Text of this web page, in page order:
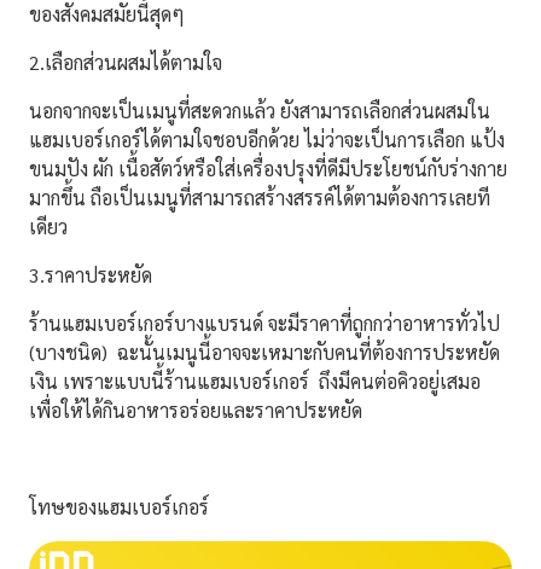
ของสังคมสมัยนี้สุดๆ
2.เลือกส่วนผสมได้ตามใจ
นอกจากจะเป็นเมนูที่สะดวกแล้ว ยังสามารถเลือกส่วนผสมใน
แฮมเบอร์เกอร์ได้ตามใจชอบอีกด้วย ไม่ว่าจะเป็นการเลือก แป้ง
ขนมปัง ผัก เนื้อสัตว์หรือใส่เครื่องปรุงที่ดีมีประโยชน์กับร่างกาย
มากขึ้น ถือเป็นเมนูที่สามารถสร้างสรรค์ได้ตามต้องการเลยที
เดียว
3.ราคาประหยัด
ร้านแฮมเบอร์เกอร์บางแบรนด์ จะมีราคาที่ถูกกว่าอาหารทั่วไป
(บางชนิด) ฉะนั้นเมนูนี้อาจจะเหมาะกับคนที่ต้องการประหยัด
เงิน เพราะแบบนี้ร้านแฮมเบอร์เกอร์ ถึงมีคนต่อคิวอยู่เสมอ
เพื่อให้ได้กินอาหารอร่อยและราคาประหยัด
โทษของแฮมเบอร์เกอร์